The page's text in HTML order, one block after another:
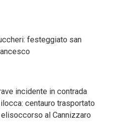
festeggiato san
incidente in contrada
centauro trasportato
elisoccorso al Cannizzaro